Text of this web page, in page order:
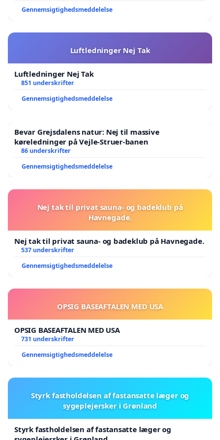
Gennemsigtighedsmeddelelse
Luftledninger Nej Tak
Luftledninger Nej Tak
851 underskrifter
Gennemsigtighedsmeddelelse
Bevar Grejsdalens natur: Nej til massive
køreledninger på Vejle-Struer-banen
86 underskrifter
Gennemsigtighedsmeddelelse
Nej tak til privat sauna- og badeklub på
Havnegade.
Nej tak til privat sauna- og badeklub på Havnegade.
537 underskrifter
Gennemsigtighedsmeddelelse
OPSIG BASEAFTALEN MED USA
OPSIG BASEAFTALEN MED USA
731 underskrifter
Gennemsigtighedsmeddelelse
Styrk fastholdelsen af fastansatte læger og
sygeplejersker i Grønland
Styrk fastholdelsen af fastansatte læger og